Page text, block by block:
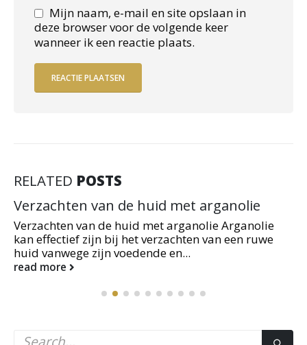
Mijn naam, e-mail en site opslaan in
deze browser voor de volgende keer
wanneer ik een reactie plaats.
RELATED POSTS
Verzachten van de huid met arganolie
Verzachten van de huid met arganolie Arganolie
kan effectief zijn bij het verzachten van een ruwe
huid vanwege zijn voedende en...
read more